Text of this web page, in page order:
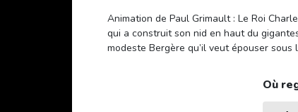
Animation de Paul Grimault : Le Roi
qui a construit son nid en haut du
modeste Bergère qu’il veut épouser
Où